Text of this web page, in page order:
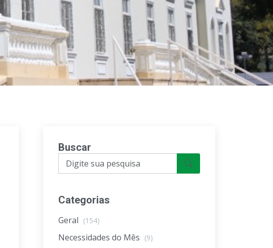
Buscar
Categorias
Geral (154)
Necessidades do Mês (9)